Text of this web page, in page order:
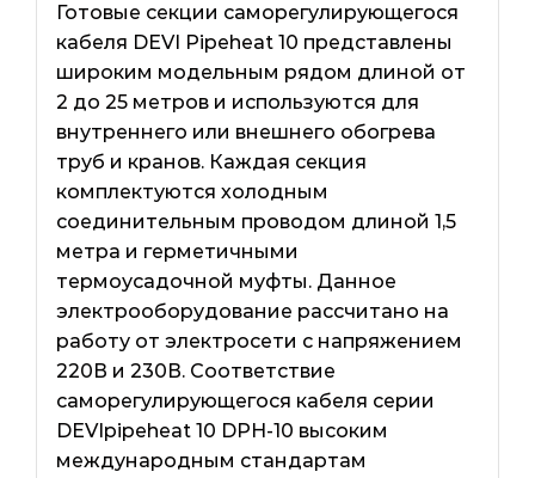
Готовые секции саморегулирующегося
кабеля DEVI Pipeheat 10 представлены
широким модельным рядом длиной от
2 до 25 метров и используются для
внутреннего или внешнего обогрева
труб и кранов. Каждая секция
комплектуются холодным
соединительным проводом длиной 1,5
метра и герметичными
термоусадочной муфты. Данное
электрооборудование рассчитано на
работу от электросети с напряжением
220В и 230В. Соответствие
саморегулирующегося кабеля серии
DEVIpipeheat 10 DPH-10 высоким
международным стандартам